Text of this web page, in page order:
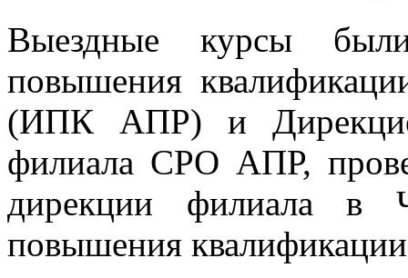
Выездные курсы
повышения
(ИПК АПР) и
филиала СРО АПР,
дирекции филиала в
повышения